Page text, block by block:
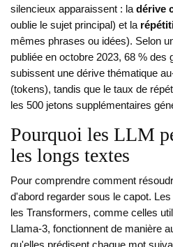
silencieux apparaissent : la dérive
oublie le sujet principal) et la
mêmes phrases ou idées). Selon
publiée en octobre 2023, 68 % des
subissent une dérive thématique
(tokens), tandis que le taux de
les 500 jetons supplémentaires
Pourquoi les LLM
les longs textes
Pour comprendre comment
d'abord regarder sous le capot.
les Transformers, comme celles
Llama-3, fonctionnent de manière